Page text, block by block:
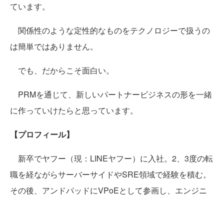
ています。
関係性のような定性的なものをテクノロジーで扱うの
は簡単ではありません。
でも、だからこそ面白い。
PRMを通じて、新しいパートナービジネスの形を一緒
に作っていけたらと思っています。
【プロフィール】
新卒でヤフー（現：LINEヤフー）に入社。2、3度の転
職を経ながらサーバーサイドやSRE領域で経験を積む。
その後、アンドパッドにVPoEとして参画し、エンジニ